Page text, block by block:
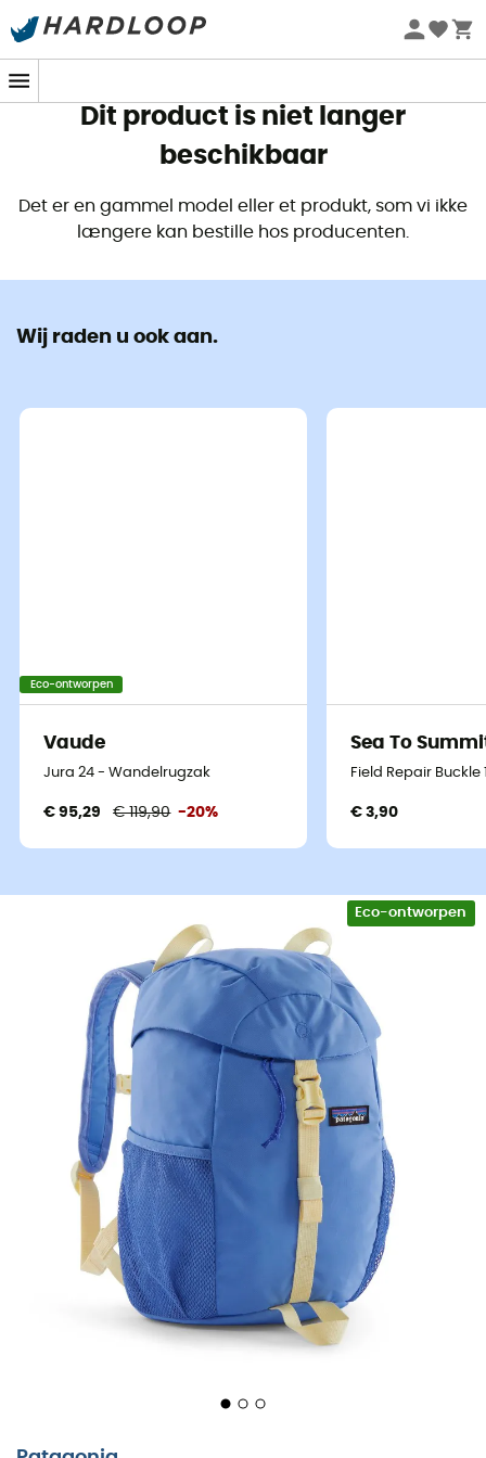
Zomeraanbiedingen 🔥 -5% EXTRA vanaf 2 producten* met
Dit product is niet langer
beschikbaar
Det er en gammel model eller et produkt, som vi ikke
længere kan bestille hos producenten.
Wij raden u ook aan.
Eco-ontworpen
Vaude
Jura 24 - Wandelrugzak
€ 95,29 € 119,90 -20%
Sea To
Field Repair Buckle
€ 3,90
Eco-ontworpen